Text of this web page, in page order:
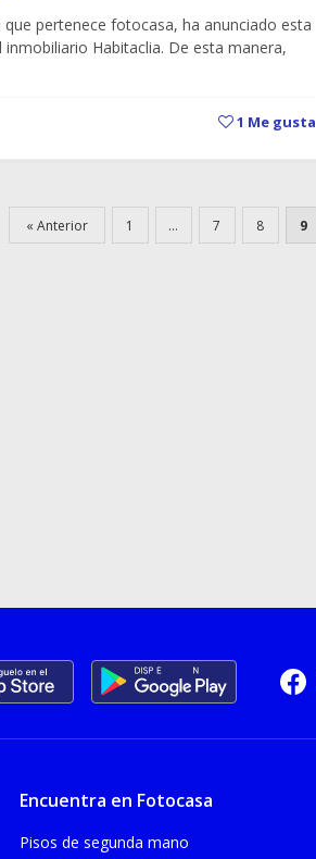
que pertenece fotocasa, ha anunciado esta
Habitaclia. De esta manera,
1 Me gusta
Anterior 1 … 7 8 9
Encuentra en Fotocasa
Pisos de segunda mano